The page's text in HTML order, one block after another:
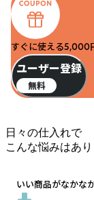
すぐに使える5,000
ユーザー登録
無料
日々の仕入れで
こんな悩みはあ
いい商品がなかな